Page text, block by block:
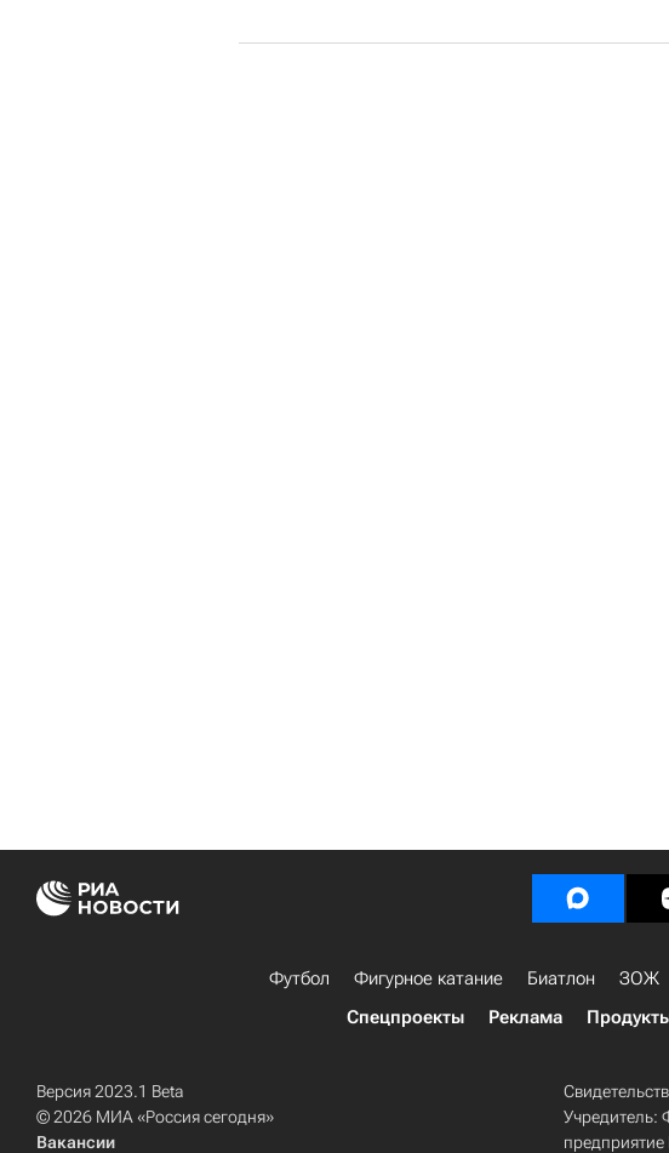
Футбол Фигурное катание Биатлон ЗОЖ
Спецпроекты
Реклама
Версия 2023.1 Beta
© 2026 МИА «Россия сегодня»
Вакансии
Учредитель: